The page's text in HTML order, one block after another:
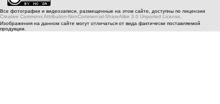
Все фотографии и видеозаписи, размещенные на этом сайте, доступны по лицензии
Creative Commons Attribution-NonCommercial-ShareAlike 3.0 Unported License
Изображения на данном сайте могут отличаться от вида фактически поставляемой
продукции.